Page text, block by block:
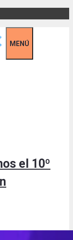
MENÚ
el 10º